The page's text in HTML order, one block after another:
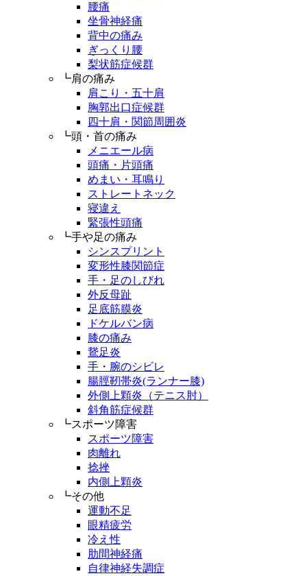
腰痛
坐骨神経痛
背中の痛み
ぎっくり腰
梨状筋症候群
┗肩の痛み
肩こり・五十肩
胸郭出口症候群
四十肩・関節周囲炎
┗頭・首の痛み
メニエール病
頭痛・片頭痛
めまい・耳鳴り
ストレートネック
寝違え
緊張性頭痛
┗手や足の痛み
シンスプリント
変形性膝関節症
手・足のしびれ
外反母趾
足底筋膜炎
ドケルバン病
膝の痛み
鵞足炎
手・腕のシビレ
腸脛靭帯炎(ランナー膝)
外側上顆炎（テニス肘）
斜角筋症候群
┗スポーツ障害
スポーツ障害
肉離れ
捻挫
内側上顆炎
┗その他
運動不足
眼精疲労
冷え性
肋間神経痛
自律神経失調症